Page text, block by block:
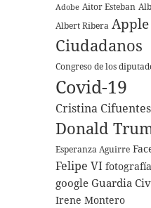
Adobe Aitor Esteban
Albert Ribera Apple
Ciudadanos
Congreso de los
Covid-19
Cristina Cifuentes
Donald
Esperanza Aguirre
Felipe VI fotografía
google Guardia
Irene Montero